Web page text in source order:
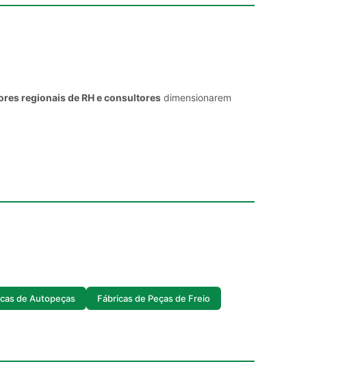
regionais de RH e consultores dimensionarem
de Autopeças Fábricas de Peças de Freio